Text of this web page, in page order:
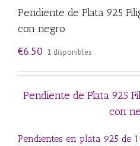
Pendiente de Plata 925
con negro
€6.50 1 disponibles
Pendiente de Plata 925
con
Pendientes en plata 925 de